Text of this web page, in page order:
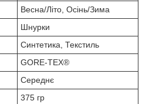
Весна/Літо, Осінь/Зима
Шнурки
Синтетика, Текстиль
GORE-TEX®
Середнє
375 гр